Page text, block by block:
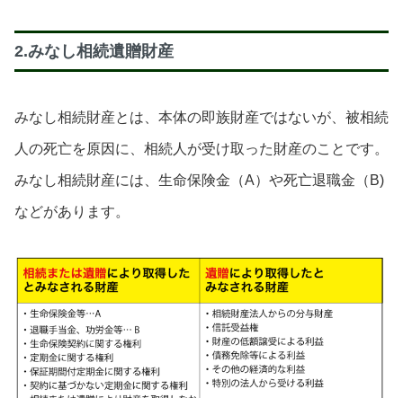
2.みなし相続遺贈財産
みなし相続財産とは、本体の即族財産ではないが、被相続
人の死亡を原因に、相続人が受け取った財産のことです。
みなし相続財産には、生命保険金（A）や死亡退職金（B)
などがあります。